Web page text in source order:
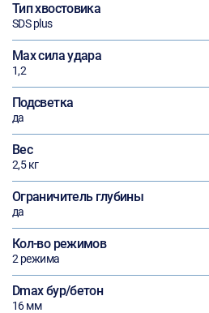
Тип хвостовика
SDS plus
Max сила удара
1,2
Подсветка
да
Вес
2,5 кг
Ограничитель глубины
да
Кол-во режимов
2 режима
Dmax бур/бетон
16 мм